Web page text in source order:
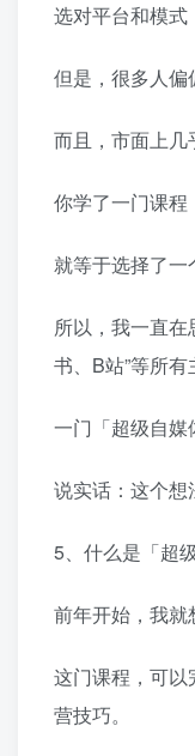
选对平台和模式
但是，很多人偏
而且，市面上几
你学了一门课程
就等于选择了一
所以，我一直
书、B站”等所有
一门「超级自媒
说实话：这个想
5、什么是「超
前年开始，我就
这门课程，可
营技巧。